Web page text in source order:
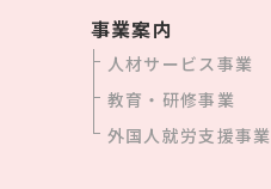
事業案内
人材サービス事業
教育・研修事業
外国人就労支援事業